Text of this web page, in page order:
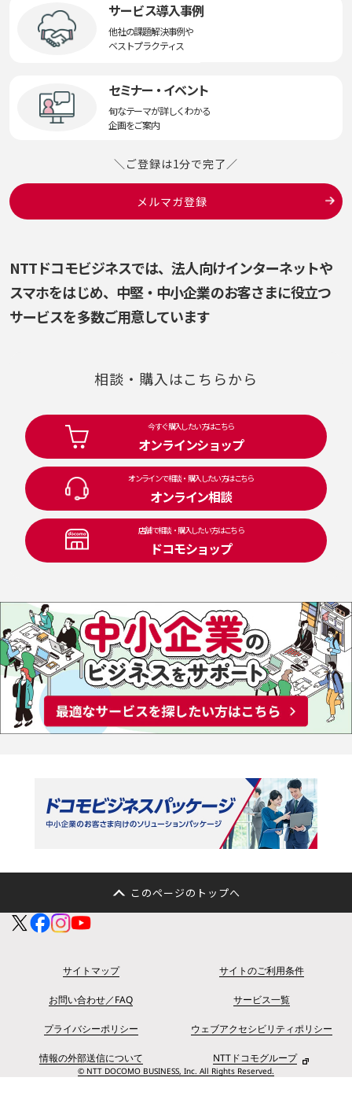
サービス導入事例
他社の課題解決事例や
ベストプラクティス
セミナー・イベント
旬なテーマが詳しくわかる
企画をご案内
＼ご登録は1分で完了／
メルマガ登録
NTTドコモビジネスでは、法人向けインターネットや
スマホをはじめ、 中堅・中小企業のお客さまに役立つ
サービスを多数ご用意しています
相談・購入はこちらから
今すぐ購入したい方はこちら
オンラインショップ
オンラインで相談・購入したい方はこちら
オンライン相談
店舗で相談・購入したい方はこちら
ドコモショップ
このページのトップへ
サイトマップ サイトのご利用条件
お問い合わせ／FAQ サービス一覧
プライバシーポリシー ウェブアクセシビリティポリシー
情報の外部送信について NTTドコモグループ
© NTT DOCOMO BUSINESS, Inc. All Rights Reserved.